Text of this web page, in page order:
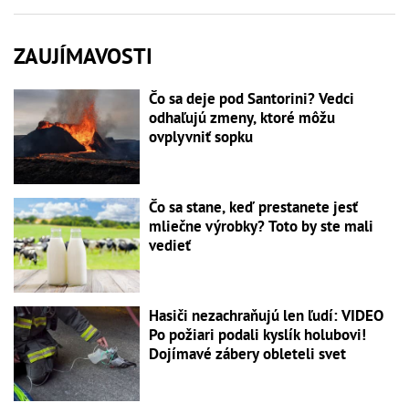
ZAUJÍMAVOSTI
Čo sa deje pod Santorini? Vedci
odhaľujú zmeny, ktoré môžu
ovplyvniť sopku
Čo sa stane, keď prestanete jesť
mliečne výrobky? Toto by ste mali
vedieť
Hasiči nezachraňujú len ľudí: VIDEO
Po požiari podali kyslík holubovi!
Dojímavé zábery obleteli svet